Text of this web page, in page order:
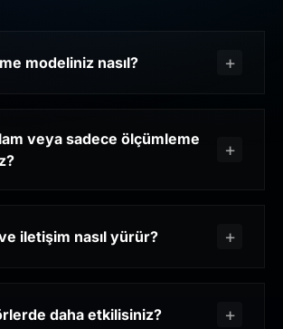
modeliniz nasıl?
veya sadece ölçümleme
iletişim nasıl yürür?
daha etkilisiniz?